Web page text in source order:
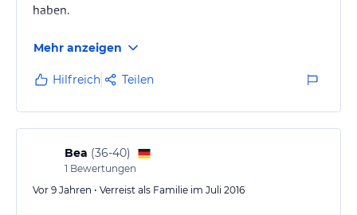
haben.
Mehr anzeigen
Hilfreich Teilen
Bea (36-40)
1 Bewertungen
Vor 9 Jahren • Verreist als Familie im Juli 2016